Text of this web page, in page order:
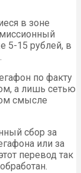
в зоне
5-15 рублей, в
по факту
а лишь сетью
смысле
сбор за
или за
перевод так